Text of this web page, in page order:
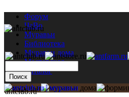
Форум
ЧаВо
Муравьи
Библиотека
Муравьи дома
Мастерская
Каталог
antclub.ru